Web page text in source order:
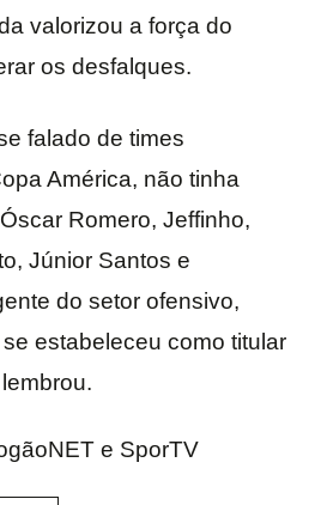
valorizou a força do
os desfalques.
falado de times
América, não tinha
Romero, Jeffinho,
Júnior Santos e
do setor ofensivo,
estabeleceu como titular
e SporTV